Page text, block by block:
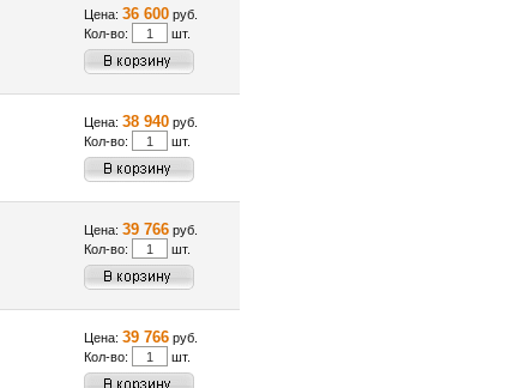
Цена: 36 600руб.
Кол-во:
шт.
Цена: 38 940руб.
Кол-во:
шт.
Цена: 39 766руб.
Кол-во:
шт.
Цена: 39 766руб.
Кол-во:
шт.